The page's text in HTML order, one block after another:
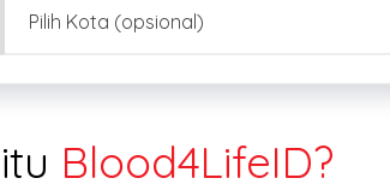
Pilih Kota (opsional)
Blood4LifeID?